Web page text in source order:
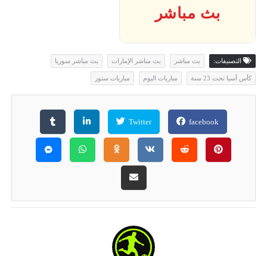
بث مباشر
التصنيفات: بث مباشر بث مباشر الإمارات بث مباشر سوريا
كأس آسيا تحت 23 سنة مباريات اليوم مباريات ستور
facebook
Twitter